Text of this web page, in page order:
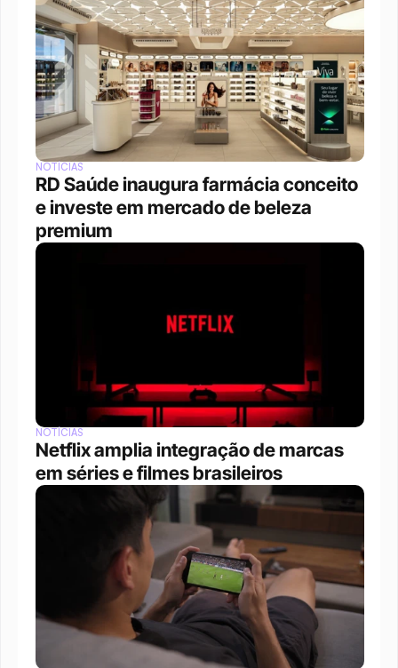
NOTÍCIAS
RD Saúde inaugura farmácia conceito
e investe em mercado de beleza
premium
NOTÍCIAS
Netflix amplia integração de marcas
em séries e filmes brasileiros